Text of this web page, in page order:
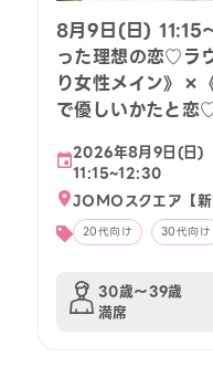
8月9日(日) 11:15
った理想の恋♡ラ
り女性メイン》×
で優しいかたと恋
2026年8月9日(日)
11:15~12:30
JOMOスクエア【新
20代向け 30代向け
30歳〜39歳
満席